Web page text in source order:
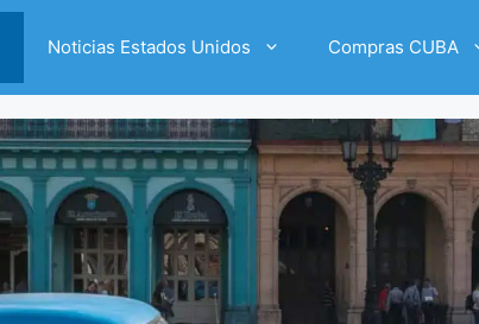
Noticias Estados Unidos Compras CUBA